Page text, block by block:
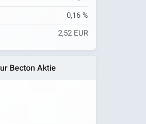
0,16 %
2,52 EUR
Becton Aktie